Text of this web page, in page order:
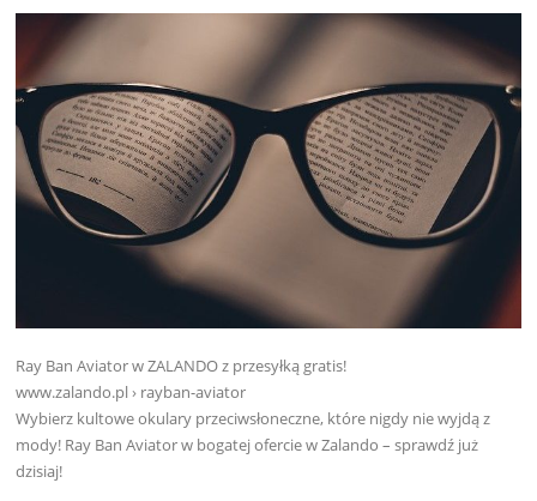
Ray Ban Aviator w ZALANDO z przesyłką gratis!
www.zalando.pl › rayban-aviator
Wybierz kultowe okulary przeciwsłoneczne, które nigdy nie wyjdą z
mody! Ray Ban Aviator w bogatej ofercie w Zalando – sprawdź już
dzisiaj!